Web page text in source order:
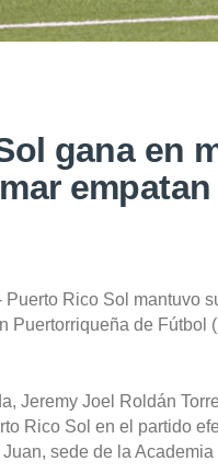
gana en
Puerto Rico Sol mantuvo
Puertorriqueña de Fútbol
Jeremy Joel Roldán
Rico Sol en el partido
sede de la Academia